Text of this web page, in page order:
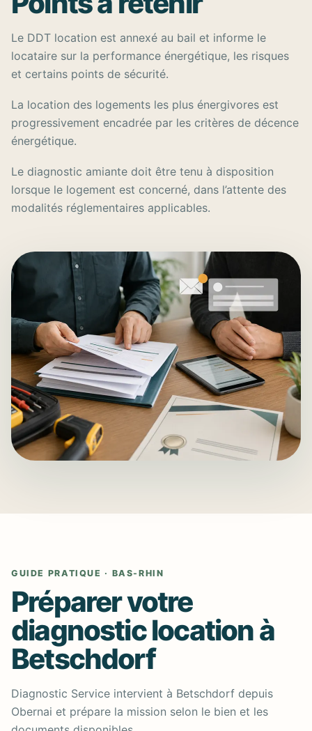
Le DDT location est annexé au bail et informe le
locataire sur la performance énergétique, les risques
et certains points de sécurité.
La location des logements les plus énergivores est
progressivement encadrée par les critères de décence
énergétique.
Le diagnostic amiante doit être tenu à disposition
lorsque le logement est concerné, dans l’attente des
modalités réglementaires applicables.
GUIDE PRATIQUE · BAS-RHIN
Préparer votre
diagnostic location à
Betschdorf
Diagnostic Service intervient à Betschdorf depuis
Obernai et prépare la mission selon le bien et les